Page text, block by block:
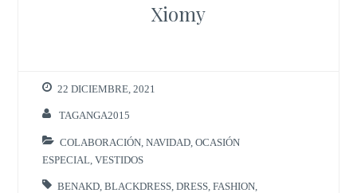
Xiomy
22 DICIEMBRE, 2021
TAGANGA2015
COLABORACIÓN ,NAVIDAD ,OCASIÓN
ESPECIAL ,VESTIDOS
BENAKD ,BLACKDRESS ,DRESS ,FASHION